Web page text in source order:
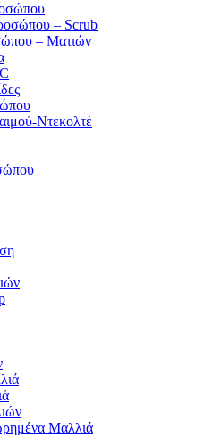
– Scrub
– Ματιών
Ντεκολτέ
Μαλλιά